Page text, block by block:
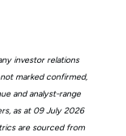
investor relations
marked confirmed,
and analyst-range
as at 09 July 2026
are sourced from